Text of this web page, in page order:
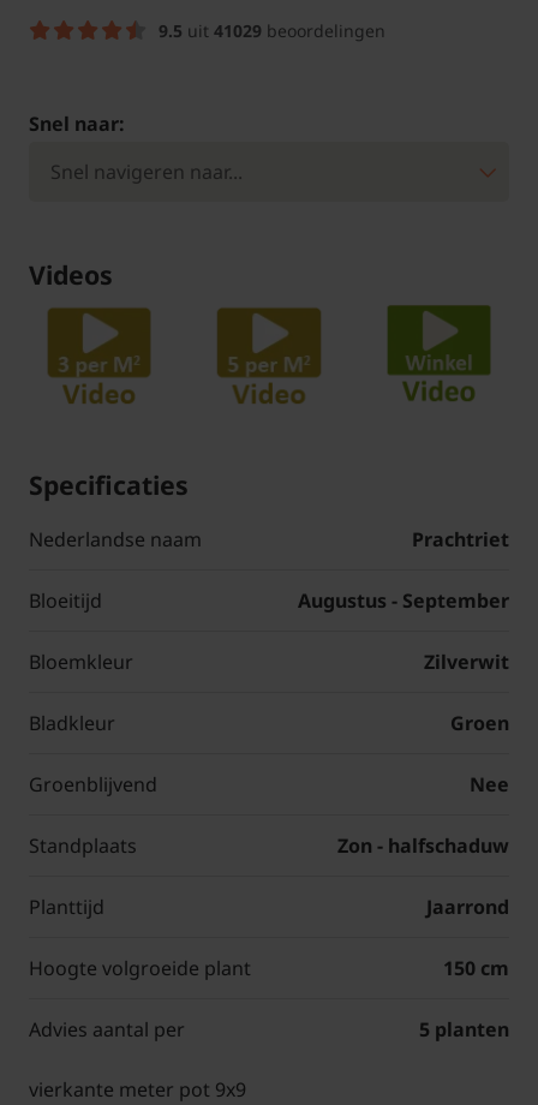
9.5 uit 41029 beoordelingen
Snel naar:
Videos
Specificaties
Nederlandse naam Prachtriet
Bloeitijd Augustus - September
Bloemkleur Zilverwit
Bladkleur Groen
Groenblijvend Nee
Standplaats Zon - halfschaduw
Planttijd Jaarrond
Hoogte volgroeide plant 150 cm
Advies aantal per
vierkante meter pot 9x9
5 planten